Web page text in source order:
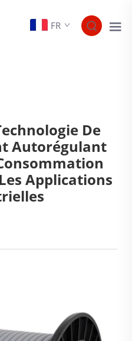
FR
De
Autorégulant
Applications